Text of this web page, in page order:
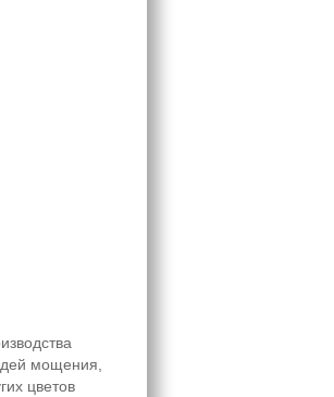
мощения,
цветов